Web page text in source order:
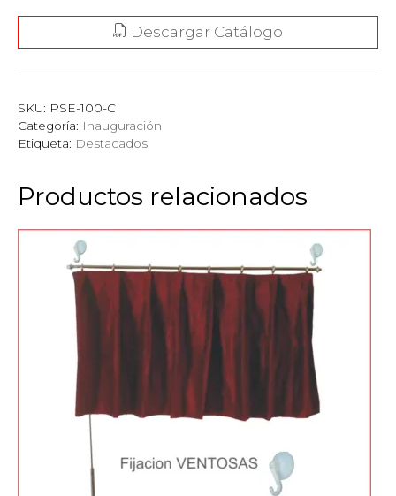
Descargar Catálogo
SKU: PSE-100-CI
Categoría: Inauguración
Etiqueta: Destacados
Productos relacionados